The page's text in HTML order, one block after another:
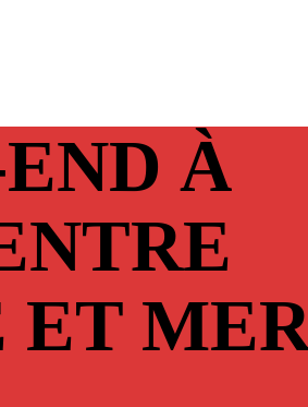
À
ET